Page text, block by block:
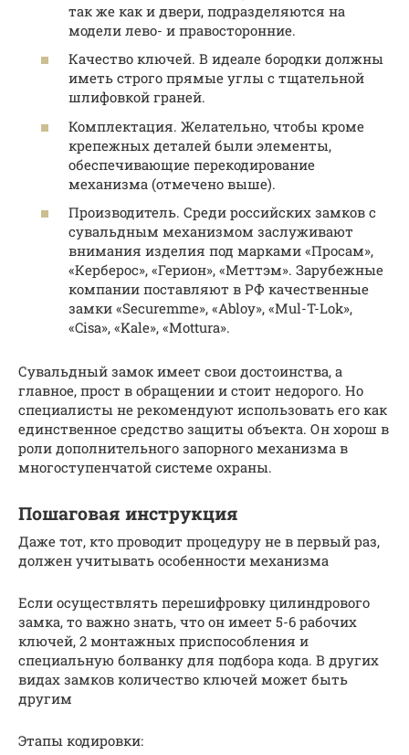
так же как и двери, подразделяются на
модели лево- и правосторонние.
Качество ключей. В идеале бородки должны
иметь строго прямые углы с тщательной
шлифовкой граней.
Комплектация. Желательно, чтобы кроме
крепежных деталей были элементы,
обеспечивающие перекодирование
механизма (отмечено выше).
Производитель. Среди российских замков с
сувальдным механизмом заслуживают
внимания изделия под марками «Просам»,
«Керберос», «Герион», «Меттэм». Зарубежные
компании поставляют в РФ качественные
замки «Securemme», «Abloy», «Mul-T-Lok»,
«Cisa», «Kale», «Mottura».
Сувальдный замок имеет свои достоинства, а
главное, прост в обращении и стоит недорого. Но
специалисты не рекомендуют использовать его как
единственное средство защиты объекта. Он хорош в
роли дополнительного запорного механизма в
многоступенчатой системе охраны.
Пошаговая инструкция
Даже тот, кто проводит процедуру не в первый раз,
должен учитывать особенности механизма
Если осуществлять перешифровку цилиндрового
замка, то важно знать, что он имеет 5-6 рабочих
ключей, 2 монтажных приспособления и
специальную болванку для подбора кода. В других
видах замков количество ключей может быть
другим
Этапы кодировки: